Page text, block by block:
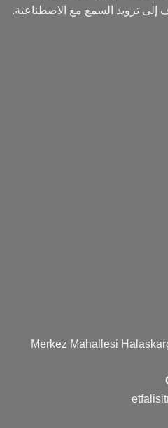
إلى تزويد السمع مع الاصطناعية.
Merkez Mahallesi